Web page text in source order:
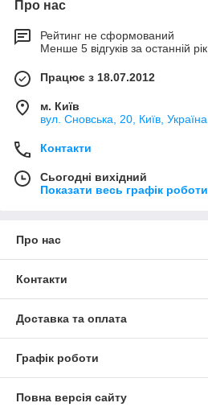
Про нас
Рейтинг не сформований
Менше 5 відгуків за останній рік
Працює з 18.07.2012
м. Київ
вул. Сновська, 20, Київ, Україна
Контакти
Сьогодні вихідний
Показати весь графік роботи
Про нас
Контакти
Доставка та оплата
Графік роботи
Повна версія сайту